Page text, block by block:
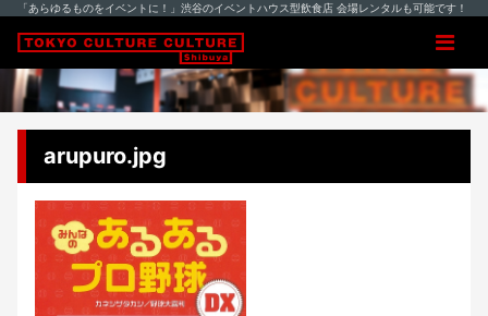
「あらゆるものをイベントに！」渋谷のイベントハウス型飲食店 会場レンタルも可能です！
arupuro.jpg